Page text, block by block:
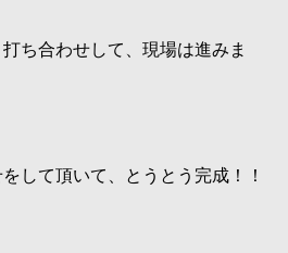
ち合わせして、現場は進みま
して頂いて、とうとう完成！！